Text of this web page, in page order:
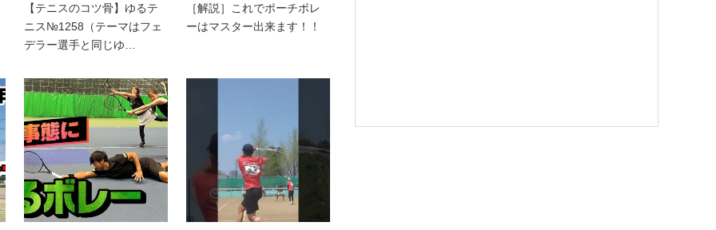
【テニスのコツ骨】ゆるテ
ニス№1258（テーマはフェ
デラー選手と同じゆ…
［解説］これでポーチボレ
ーはマスター出来ます！！